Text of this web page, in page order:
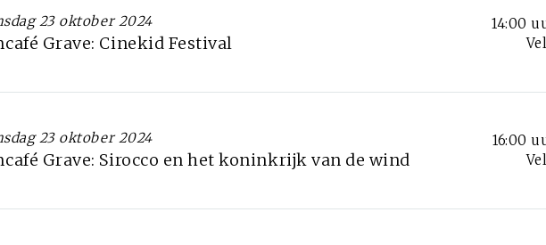
23 oktober 2024
Grave: Cinekid Festival
14:00
23 oktober 2024
Grave: Sirocco en het koninkrijk van de wind
16:00